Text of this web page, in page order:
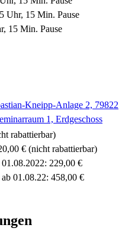
Uhr, 15 Min. Pause
15 Min. Pause
Kneipp-Anlage 2, 79822
1, Erdgeschoss
rabattierbar)
€ (nicht rabattierbar)
229,00 €
01.08.22: 458,00 €